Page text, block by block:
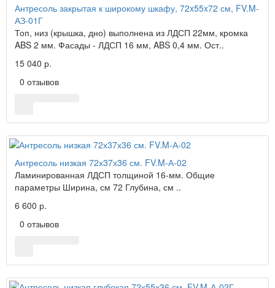
Антресоль закрытая к широкому шкафу, 72x55x72 см, FV.M-
АЗ-01Г
Топ, низ (крышка, дно) выполнена из ЛДСП 22мм, кромка
ABS 2 мм. Фасады - ЛДСП 16 мм, ABS 0,4 мм. Ост..
15 040 р.
0 отзывов
Антресоль низкая 72х37х36 см. FV.M-А-02
Ламинированная ЛДСП толщиной 16-мм. Общие
параметры Ширина, см 72 Глубина, см ..
6 600 р.
0 отзывов